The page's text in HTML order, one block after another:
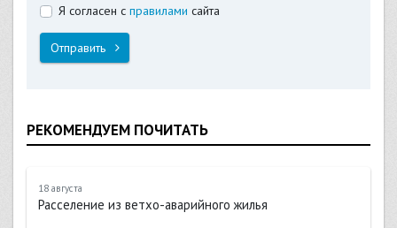
Я согласен с правилами сайта
Отправить
РЕКОМЕНДУЕМ ПОЧИТАТЬ
18 августа
Расселение из ветхо-аварийного жилья